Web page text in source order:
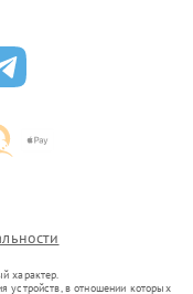
характер.
устройств, в отношении которых